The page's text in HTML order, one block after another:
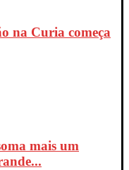
na Curia começa
mais um